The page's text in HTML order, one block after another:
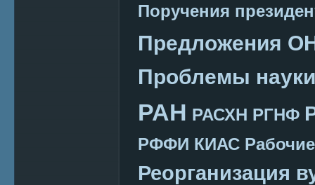
Поручения
Предложения
Проблемы науки
РАН РАСХН РГНФ
РФФИ КИАС
Реорганизация